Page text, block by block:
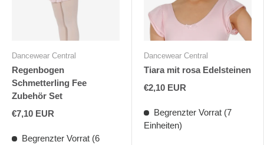
Dancewear Central
Regenbogen
Schmetterling Fee
Zubehör Set
€7,10 EUR
Begrenzter Vorrat (6
Dancewear Central
Tiara mit rosa Edelsteinen
€2,10 EUR
Begrenzter Vorrat (7
Einheiten)